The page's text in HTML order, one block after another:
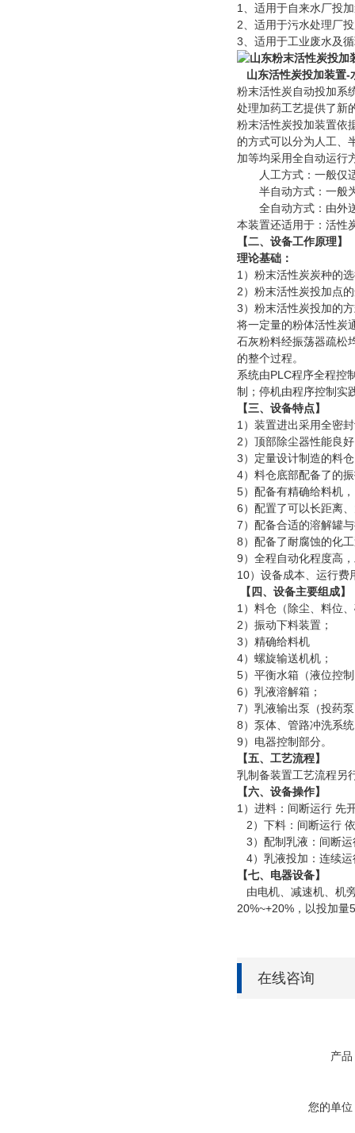
1、适用于自来水厂投
2、适用于污水处理厂
3、适用于工业废水及
山东活性炭投加装置-
粉末活性炭自动投加系
处理加药工艺提供了新
粉末活性炭投加装置依
的方式可以分为人工、
加等均采用全自动运行
人工方式：一般仅适
半自动方式：一般为
全自动方式：由外送
本装置还适用于：活性
【二、设备工作原理】
理论基础：
1）粉末活性炭炭种的
2）粉末活性炭投加点
3）粉末活性炭投加的
将一定量的粉体活性炭
石灰粉料经振荡器疏松
的整个过程。
系统由PLC程序全程控
制；停机由程序控制实
【三、设备特点】
1）装置进出采用全密
2）顶部除尘器性能良
3）定量设计制造的料
4）料仓底部配备了的
5）配备有精确给料机
6）配置了可以长距离
7）配备合适的溶解罐
8）配备了耐腐蚀的化
9）全程自动化程度高
10）设备成本、运行费
【四、设备主要组成】
1）料仓（除尘、料位
2）振动下料装置；
3）精确给料机
4）螺旋输送机机；
5）平衡水箱（液位控
6）乳液溶解箱；
7）乳液输出泵（投药
8）泵体、管路冲洗系
9）电器控制部分。
【五、工艺流程】
乳制备装置工艺流程另
【六、设备操作】
1）进料：间断运行 先
2）下料：间断运行
3）配制乳液：间断运
4）乳液投加：连续
【七、电器设备】
由电机、减速机、机
20%~+20%，以投加
在线咨询
产品
您的单位